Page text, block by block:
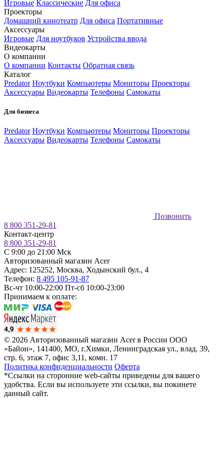
Игровые Классические Для офиса
Проекторы
Домашний кинотеатр Для офиса Портативные
Аксессуары
Игровые Для ноутбуков Устройства ввода
Видеокарты
О компании
О компании Контакты Обратная связь
Каталог
Predator Ноутбуки Компьютеры Мониторы Проекторы
Аксессуары Видеокарты Телефоны Самокаты
Для бизнеса
Predator Ноутбуки Компьютеры Мониторы Проекторы
Аксессуары Видеокарты Телефоны Самокаты
Позвонить
8 800 351-29-81
Контакт-центр
8 800 351-29-81
C 9:00 до 21:00 Мск
Авторизованный магазин Acer
Адрес: 125252, Москва, Ходынский бул., 4
Телефон: 8 495 105-91-87
Вс-чт 10:00-22:00 Пт-сб 10:00-23:00
Принимаем к оплате:
© 2026 Авторизованный магазин Acer в России ООО
«Байон», 141400, МО, г.Химки, Ленинградская ул., влад. 39,
стр. 6, этаж 7, офис 3,11, комн. 17
Политика конфиденциальности Оферта
*Ссылки на сторонние web-сайты приведены для вашего
удобства. Если вы используете эти ссылки, вы покинете
данный сайт.